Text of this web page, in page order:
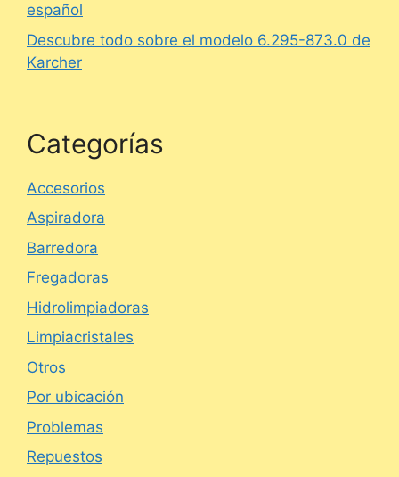
español
Descubre todo sobre el modelo 6.295-873.0 de
Karcher
Categorías
Accesorios
Aspiradora
Barredora
Fregadoras
Hidrolimpiadoras
Limpiacristales
Otros
Por ubicación
Problemas
Repuestos